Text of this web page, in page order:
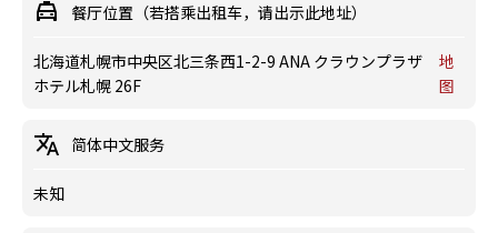
餐厅位置（若搭乘出租车，请出示此地址）
北海道札幌市中央区北三条西1-2-9 ANA クラウンプラザ
ホテル札幌 26F
地
图
简体中文服务
未知